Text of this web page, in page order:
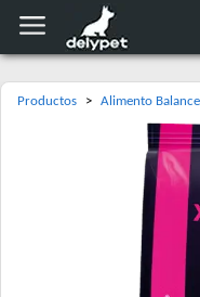
Productos > Alimento